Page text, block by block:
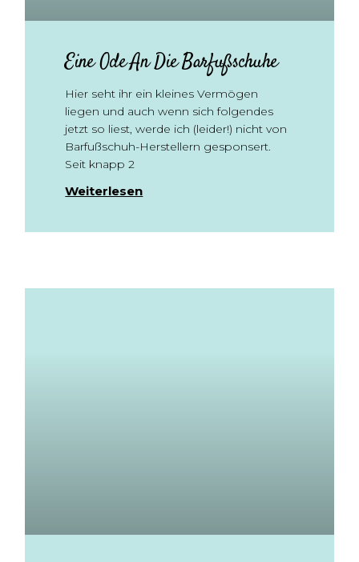
Eine Ode An Die Barfußschuhe
Hier seht ihr ein kleines Vermögen
liegen und auch wenn sich folgendes
jetzt so liest, werde ich (leider!) nicht von
Barfußschuh-Herstellern gesponsert.
Seit knapp 2
Weiterlesen